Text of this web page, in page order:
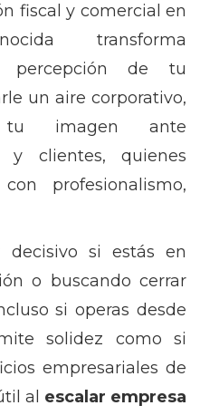
fiscal y comercial en
transforma
percepción de tu
un aire corporativo,
tu imagen ante
y clientes, quienes
profesionalismo,
decisivo si estás en
o buscando cerrar
si operas desde
solidez como si
empresariales de
al escalar empresa